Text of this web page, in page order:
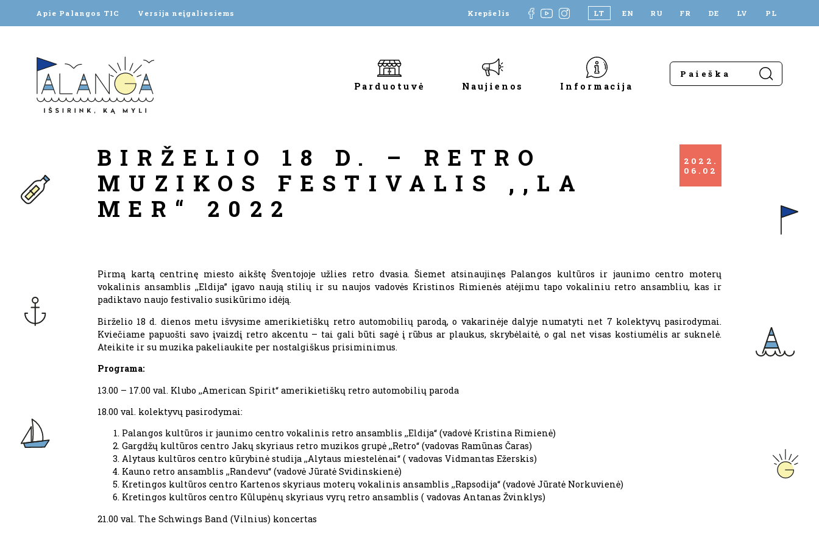
Apie Palangos TIC Versija neįgaliesiems Krepšelis LT EN RU FR DE LV PL
Parduotuvė Naujienos Informacija
BIRŽELIO 18 D. – RETRO
MUZIKOS FESTIVALIS ,,LA
MER“ 2022
2022
06
02
Pirmą kartą centrinę miesto aikštę Šventojoje užlies retro dvasia. Šiemet atsinaujinęs Palangos kultūros ir jaunimo centro moterų
vokalinis ansamblis ,,Eldija” įgavo naują stilių ir su naujos vadovės Kristinos Rimienės atėjimu tapo vokaliniu retro ansambliu, kas ir
padiktavo naujo festivalio susikūrimo idėją.
Birželio 18 d. dienos metu išvysime amerikietiškų retro automobilių parodą, o vakarinėje dalyje numatyti net 7 kolektyvų pasirodymai.
Kviečiame papuošti savo įvaizdį retro akcentu – tai gali būti sagė į rūbus ar plaukus, skrybėlaitė, o gal net visas kostiumėlis ar suknelė.
Ateikite ir su muzika pakeliaukite per nostalgiškus prisiminimus.
Programa:
13.00 – 17.00 val. Klubo ,,American Spirit“ amerikietiškų retro automobilių paroda
18.00 val. kolektyvų pasirodymai:
Palangos kultūros ir jaunimo centro vokalinis retro ansamblis ,,Eldija“ (vadovė Kristina Rimienė)
Gargdžų kultūros centro Jakų skyriaus retro muzikos grupė ,,Retro“ (vadovas Ramūnas Čaras)
Alytaus kultūros centro kūrybinė studija ,,Alytaus miestelėnai‘‘ ( vadovas Vidmantas Ežerskis)
Kauno retro ansamblis ,,Randevu“ (vadovė Jūratė Svidinskienė)
Kretingos kultūros centro Kartenos skyriaus moterų vokalinis ansamblis ,,Rapsodija“ (vadovė Jūratė Norkuvienė)
Kretingos kultūros centro Kūlupėnų skyriaus vyrų retro ansamblis ( vadovas Antanas Žvinklys)
21.00 val. The Schwings Band (Vilnius) koncertas